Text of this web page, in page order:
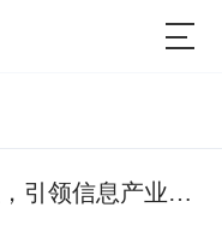
【北京移动】擢升运维价值，引领信息产业发展